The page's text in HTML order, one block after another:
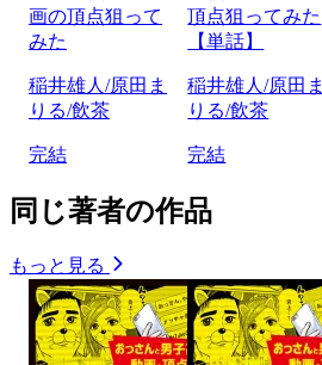
画の頂点狙って
みた
稲井雄人/原田ま
りる/飲茶
完結
頂点狙ってみた
【単話】
稲井雄人/原田ま
りる/飲茶
完結
同じ著者の作品
もっと見る